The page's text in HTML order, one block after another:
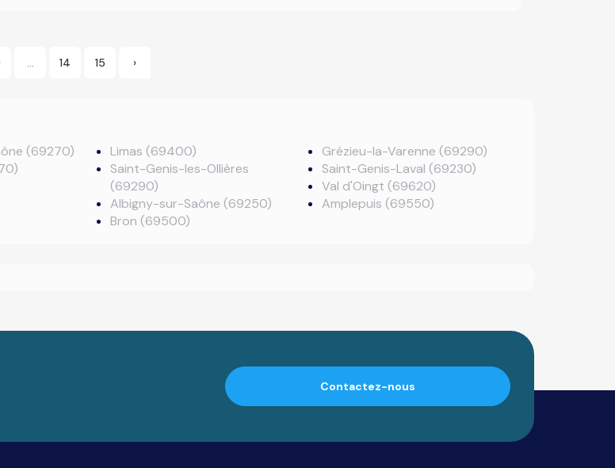
... 14 15 ›
(69270)
Limas (69400)
Saint-Genis-les-Ollières
(69290)
Albigny-sur-Saône (69250)
Bron (69500)
Grézieu-la-Varenne (69290)
Saint-Genis-Laval (69230)
Val d'Oingt (69620)
Amplepuis (69550)
Contactez-nous